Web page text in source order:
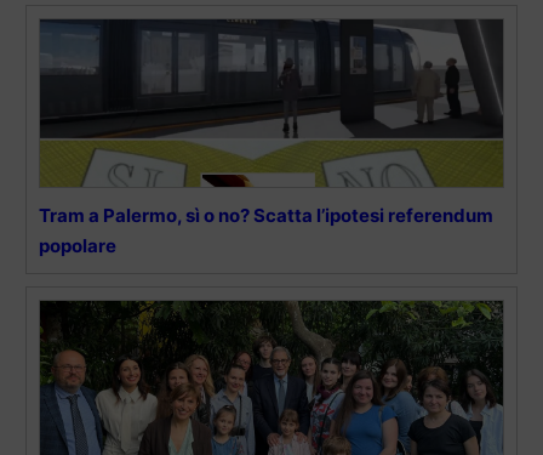
Tram a Palermo, sì o no? Scatta l’ipotesi referendum
popolare